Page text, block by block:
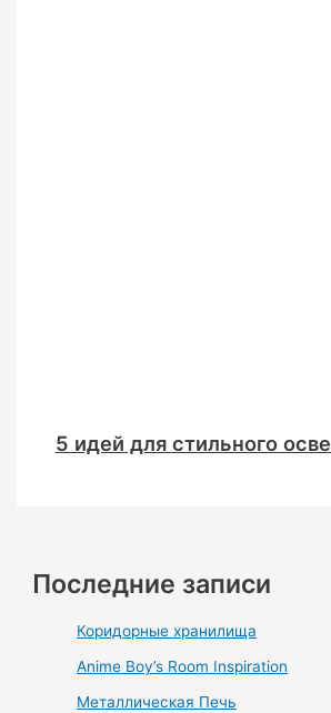
5 идей для стильного
Последние записи
Коридорные хранилища
Anime Boy’s Room Inspiration
Металлическая Печь